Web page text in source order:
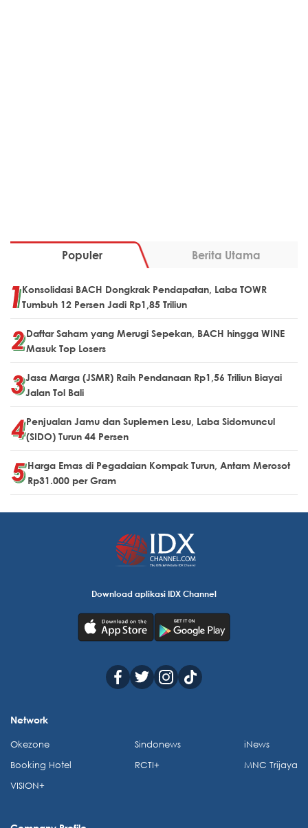
Populer Berita Utama
Konsolidasi BACH Dongkrak Pendapatan, Laba TOWR
Tumbuh 12 Persen Jadi Rp1,85 Triliun
Daftar Saham yang Merugi Sepekan, BACH hingga WINE
Masuk Top Losers
Jasa Marga (JSMR) Raih Pendanaan Rp1,56 Triliun Biayai
Jalan Tol Bali
Penjualan Jamu dan Suplemen Lesu, Laba Sidomuncul
(SIDO) Turun 44 Persen
Harga Emas di Pegadaian Kompak Turun, Antam Merosot
Rp31.000 per Gram
Download aplikasi IDX Channel
Network
Okezone
Booking Hotel
VISION+
Sindonews
RCTI+
iNews
MNC Trijaya